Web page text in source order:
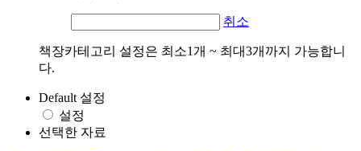
취소
책장카테고리 설정은 최소1개 ~ 최대3개까지 가능합니
다.
Default 설정
설정
선택한 자료